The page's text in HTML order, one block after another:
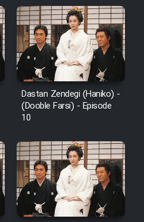
Dastan Zendegi (Haniko) -
(Dooble Farsi) - Episode
10